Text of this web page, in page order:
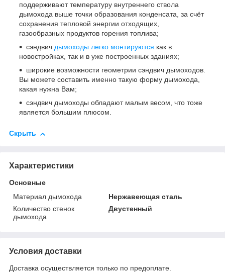
поддерживают температуру внутреннего ствола
дымохода выше точки образования конденсата, за счёт
сохранения тепловой энергии отходящих,
газообразных продуктов горения топлива;
сэндвич дымоходы легко монтируются как в
новостройках, так и в уже построенных зданиях;
широкие возможности геометрии сэндвич дымоходов.
Вы можете составить именно такую форму дымохода,
какая нужна Вам;
сэндвич дымоходы обладают малым весом, что тоже
является большим плюсом.
Скрыть
Характеристики
Основные
Материал дымохода
Нержавеющая сталь
Количество стенок
дымохода
Двустенный
Условия доставки
Доставка осуществляется только по предоплате.